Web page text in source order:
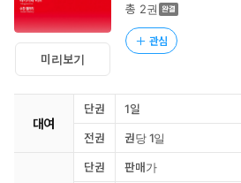
미리보기
총 2권
관심
대여
단권 1일
전권 권당 1일
단권 판매가